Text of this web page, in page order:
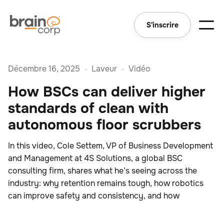
S'inscrire
Décembre 16, 2025 - Laveur - Vidéo
How BSCs can deliver higher
standards of clean with
autonomous floor scrubbers
In this video, Cole Settem, VP of Business Development
and Management at 4S Solutions, a global BSC
consulting firm, shares what he’s seeing across the
industry: why retention remains tough, how robotics
can improve safety and consistency, and how